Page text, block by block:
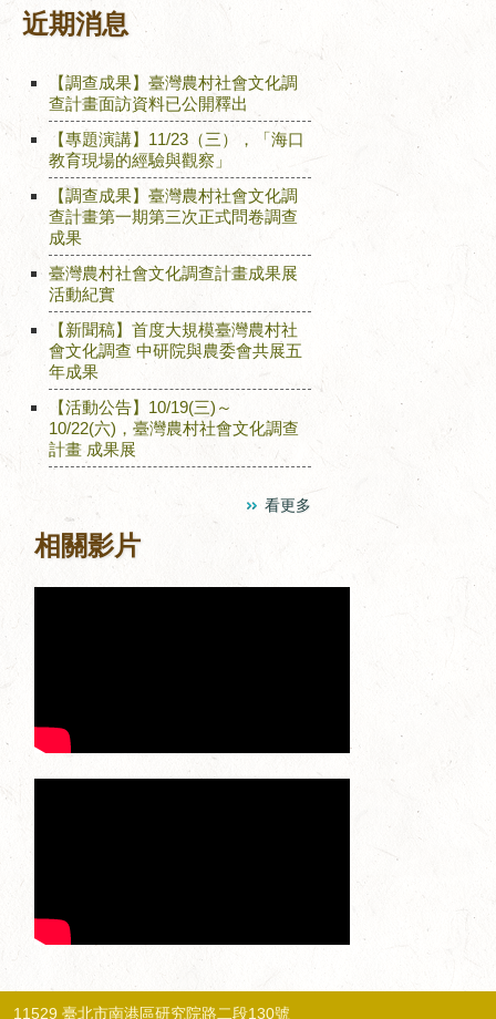
近期消息
【調查成果】臺灣農村社會文化調
查計畫面訪資料已公開釋出
【專題演講】11/23（三），「海口
教育現場的經驗與觀察」
【調查成果】臺灣農村社會文化調
查計畫第一期第三次正式問卷調查
成果
臺灣農村社會文化調查計畫成果展
活動紀實
【新聞稿】首度大規模臺灣農村社
會文化調查 中研院與農委會共展五
年成果
【活動公告】10/19(三)～
10/22(六)，臺灣農村社會文化調查
計畫 成果展
看更多
相關影片
11529 臺北市南港區研究院路二段130號